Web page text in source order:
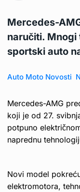
Mercedes-
naručiti.
sportski auto
Auto Moto Novosti
Mercedes-AMG
koji je od 27.
potpuno
naprednu
Novi model
elektromotora,